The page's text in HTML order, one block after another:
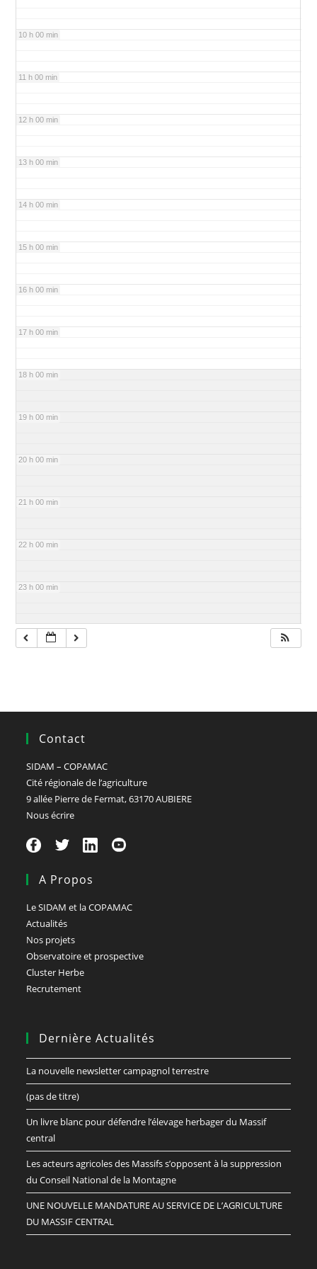
10 h 00 min
11 h 00 min
12 h 00 min
13 h 00 min
14 h 00 min
15 h 00 min
16 h 00 min
17 h 00 min
18 h 00 min
19 h 00 min
20 h 00 min
21 h 00 min
22 h 00 min
23 h 00 min
Contact
SIDAM – COPAMAC
Cité régionale de l’agriculture
9 allée Pierre de Fermat, 63170 AUBIERE
Nous écrire
A Propos
Le SIDAM et la COPAMAC
Actualités
Nos projets
Observatoire et prospective
Cluster Herbe
Recrutement
Dernière Actualités
La nouvelle newsletter campagnol terrestre
(pas de titre)
Un livre blanc pour défendre l’élevage herbager du Massif
central
Les acteurs agricoles des Massifs s’opposent à la suppression
du Conseil National de la Montagne
UNE NOUVELLE MANDATURE AU SERVICE DE L’AGRICULTURE
DU MASSIF CENTRAL